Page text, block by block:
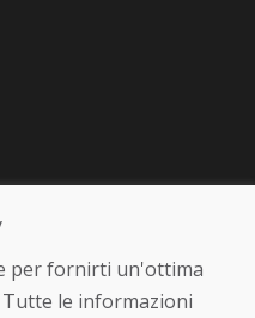
commerciali
per fornirti un'ottima
le informazioni